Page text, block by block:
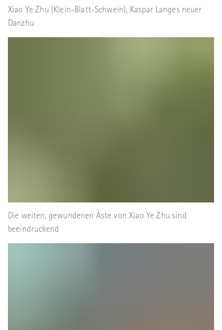
Xiao Ye Zhu (Klein-Blatt-Schwein), Kaspar Langes neuer
Danzhu
Die weiten, gewundenen Äste von Xiao Ye Zhu sind
beeindruckend